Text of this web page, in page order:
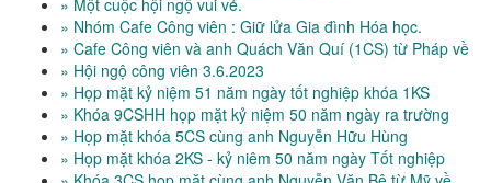
» Một cuộc hội ngộ vui vẻ.
» Nhóm Cafe Công viên : Giữ lửa Gia đình Hóa học.
» Cafe Công viên và anh Quách Văn Quí (1CS) từ Pháp về
» Hội ngộ công viên 3.6.2023
» Họp mặt kỷ niệm 51 năm ngày tốt nghiệp khóa 1KS
» Khóa 9CSHH họp mặt kỷ niệm 50 năm ngày ra trường
» Họp mặt khóa 5CS cùng anh Nguyễn Hữu Hùng
» Họp mặt khóa 2KS - kỷ niêm 50 năm ngày Tốt nghiệp